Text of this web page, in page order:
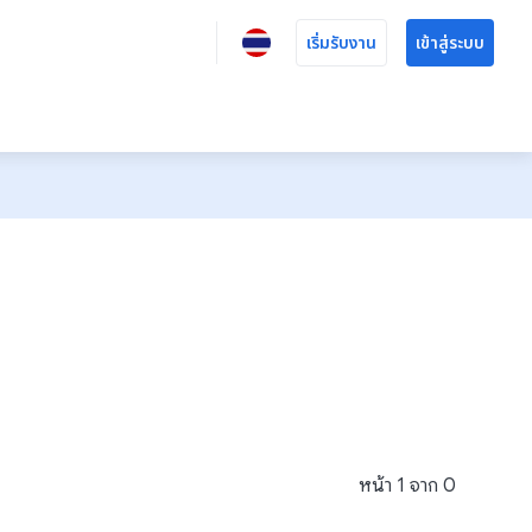
เริ่มรับงาน เข้าสู่ระบบ
หน้า 1 จาก 0